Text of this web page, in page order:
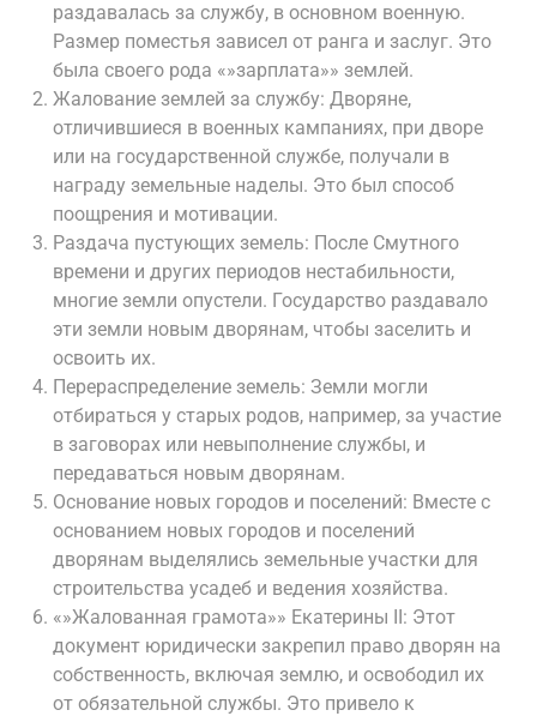
раздавалась за службу, в основном военную.
Размер поместья зависел от ранга и заслуг. Это
была своего рода «»зарплата»» землей.
Жалование землей за службу: Дворяне,
отличившиеся в военных кампаниях, при дворе
или на государственной службе, получали в
награду земельные наделы. Это был способ
поощрения и мотивации.
Раздача пустующих земель: После Смутного
времени и других периодов нестабильности,
многие земли опустели. Государство раздавало
эти земли новым дворянам, чтобы заселить и
освоить их.
Перераспределение земель: Земли могли
отбираться у старых родов, например, за участие
в заговорах или невыполнение службы, и
передаваться новым дворянам.
Основание новых городов и поселений: Вместе с
основанием новых городов и поселений
дворянам выделялись земельные участки для
строительства усадеб и ведения хозяйства.
«»Жалованная грамота»» Екатерины II: Этот
документ юридически закрепил право дворян на
собственность, включая землю, и освободил их
от обязательной службы. Это привело к